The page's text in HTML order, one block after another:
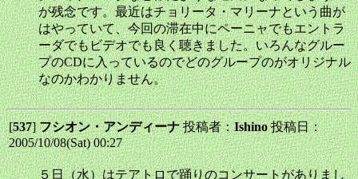
が残念です。最近はチョリータ・マリーナという曲が
はやっていて、今回の滞在中にペーニャでもエントラ
ーダでもビデオでも良く聴きました。いろんなグルー
プのCDに入っているのでどのグループのがオリジナル
なのかわかりません。
[537]フシオン・アンディーナ投稿者：Ishino投稿日：
2005/10/08(Sat) 00:27
５日（水）はテアトロで踊りのコンサートがありまし